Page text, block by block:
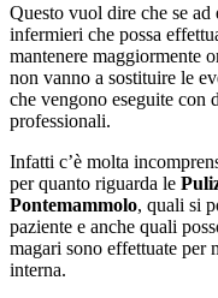
Questo vuol dire che se
infermieri che possa
mantenere maggiormente
non vanno a sostituire le
che vengono eseguite con
professionali.
Infatti c’è molta
per quanto riguarda le
Pontemammolo, quali si
paziente e anche quali
magari sono effettuate per
interna.